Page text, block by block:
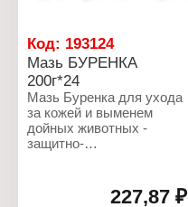
Код: 193124
Мазь БУРЕНКА
200г*24
Мазь Буренка для ухода
за кожей и выменем
дойных животных -
защитно-
вымени дойных227,87 ₽